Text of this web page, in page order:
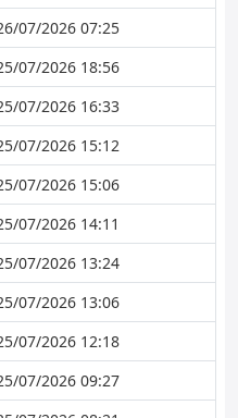
07/2026 07:25
07/2026 18:56
07/2026 16:33
07/2026 15:12
07/2026 15:06
07/2026 14:11
07/2026 13:24
07/2026 13:06
07/2026 12:18
07/2026 09:27